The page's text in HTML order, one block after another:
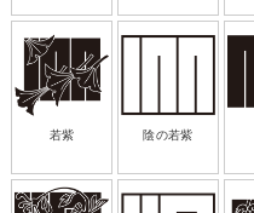
若紫 陰の若紫